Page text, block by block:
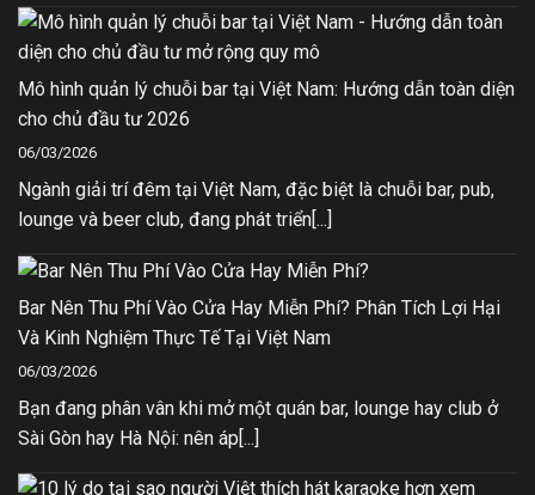
Mô hình quản lý chuỗi bar tại Việt Nam: Hướng dẫn toàn diện
cho chủ đầu tư 2026
06/03/2026
Ngành giải trí đêm tại Việt Nam, đặc biệt là chuỗi bar, pub,
lounge và beer club, đang phát triển[...]
Bar Nên Thu Phí Vào Cửa Hay Miễn Phí? Phân Tích Lợi Hại
Và Kinh Nghiệm Thực Tế Tại Việt Nam
06/03/2026
Bạn đang phân vân khi mở một quán bar, lounge hay club ở
Sài Gòn hay Hà Nội: nên áp[...]